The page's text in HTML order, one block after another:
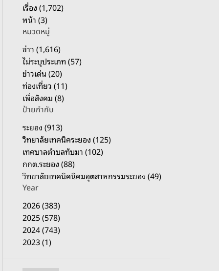
สำ
ห
รั
บ
:
เรื่อง (1,702)
หน้า (3)
หมวดหมู่
ข่าว (1,616)
ไม่ระบุประเภท (57)
ข่าวเด่น (20)
ท่องเที่ยว (11)
เพื่อสังคม (8)
ป้ายกำกับ
ระยอง (913)
วิทยาลัยเทคนิคระยอง (125)
เทศบาลตำบลทับมา (102)
กกต.ระยอง (88)
วิทยาลัยเทคนิคนิคมอุตสาหกรรมระยอง (49)
Year
2026 (383)
2025 (578)
2024 (743)
2023 (1)